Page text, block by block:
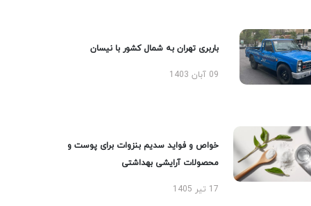
باربری تهران به شمال کشور با نیسان
09 آبان 1403
خواص و فواید سدیم بنزوات برای پوست و
محصولات آرایشی بهداشتی
17 تیر 1405